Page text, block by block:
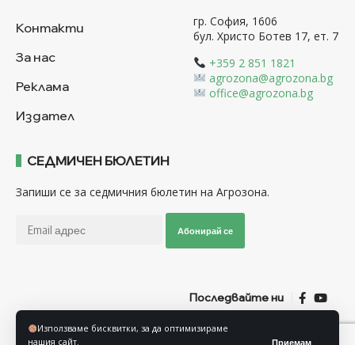
Използваме бисквитки, за да оптимизираме
нашия сайт.
Приемам
Контакти
За нас
Реклама
Издател
гр. София, 1606
бул. Христо Ботев 17, ет. 7
+359 2 851 1821
agrozona@agrozona.bg
office@agrozona.bg
СЕДМИЧЕН БЮЛЕТИН
Запиши се за седмичния бюлетин на Агрозона.
Абонирай се
Последвайте ни
Общи условия Политика за използване на “Бисквитки”